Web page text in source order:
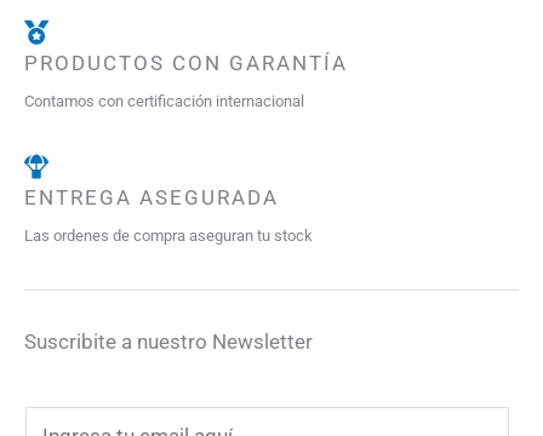
PRODUCTOS CON GARANTÍA
Contamos con certificación internacional
ENTREGA ASEGURADA
Las ordenes de compra aseguran tu stock
Suscribite a nuestro Newsletter